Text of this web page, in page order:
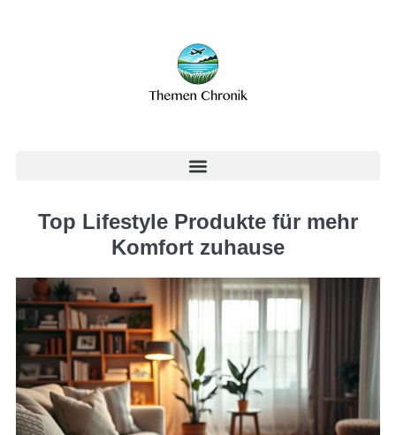
Top Lifestyle Produkte für mehr
Komfort zuhause